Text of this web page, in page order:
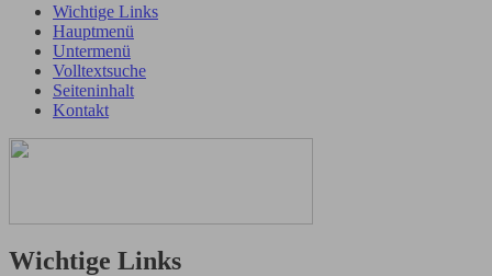
Wichtige Links
Hauptmenü
Untermenü
Volltextsuche
Seiteninhalt
Kontakt
Wichtige Links